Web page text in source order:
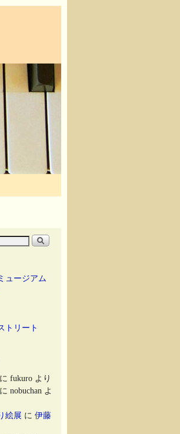
ュージアム
トリート
にfukuro より
にnobuchan よ
絵展 に伊藤